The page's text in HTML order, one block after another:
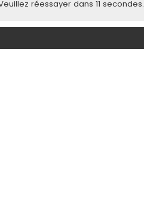
réessayer dans 11 secondes.